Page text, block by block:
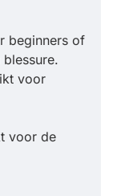
beginners of
voor
voor de